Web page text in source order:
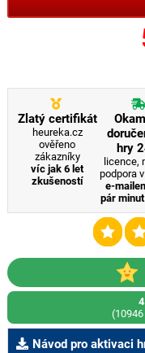
Zlatý certifikát
heureka.cz
ověřeno
zákazníky
víc jak 6 let
zkušeností
hry
licence,
podpora
e-
pár
Návod pro aktivaci